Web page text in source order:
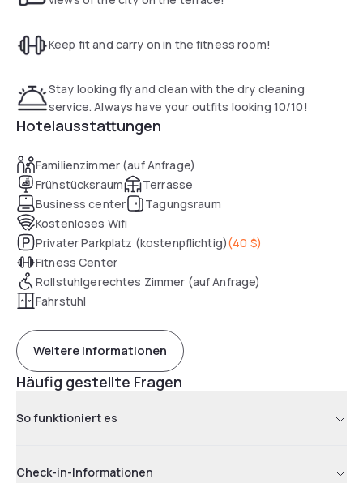
Keep fit and carry on in the fitness room!
Stay looking fly and clean with the dry cleaning
service. Always have your outfits looking 10/10!
Hotelausstattungen
Familienzimmer (auf Anfrage)
Frühstücksraum
Terrasse
Business center
Tagungsraum
Kostenloses Wifi
Privater Parkplatz (kostenpflichtig)(40 $)
Fitness Center
Rollstuhlgerechtes Zimmer (auf Anfrage)
Fahrstuhl
Weitere Informationen
Häufig gestellte Fragen
So funktioniert es
Check-in-Informationen